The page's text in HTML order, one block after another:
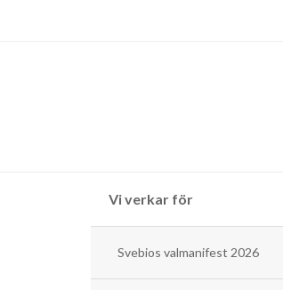
Vi verkar för
Svebios valmanifest 2026